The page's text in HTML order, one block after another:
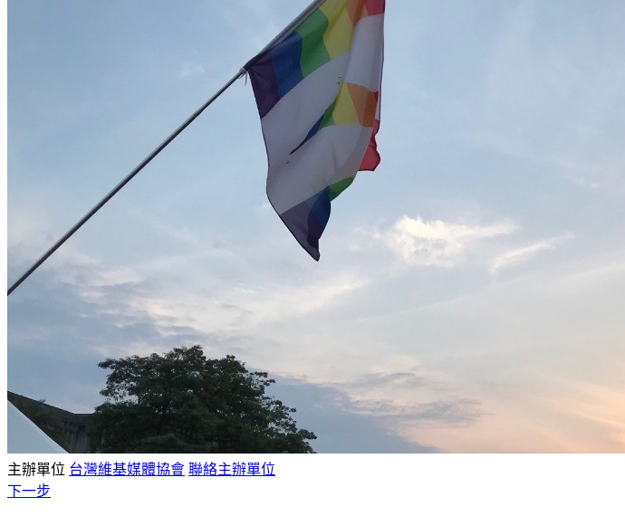
主辦單位 台灣維基媒體協會 聯絡主辦單位
下一步